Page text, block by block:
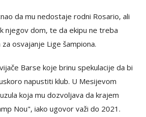
da mu nedostaje rodni Rosario, ali
njegov dom, te da ekipu ne treba
osvajanje Lige šampiona.
Barse koje brinu spekulacije da bi
napustiti klub. U Mesijevom
koja mu dozvoljava da krajem
Nou", iako ugovor važi do 2021.